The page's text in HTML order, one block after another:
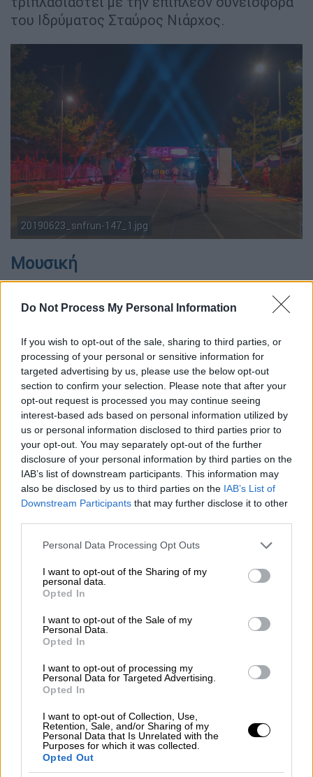
Do Not Process My Personal Information
If you wish to opt-out of the sale, sharing to third parties, or
processing of your personal or sensitive information for
targeted advertising by us, please use the below opt-out
section to confirm your selection. Please note that after your
opt-out request is processed you may continue seeing
interest-based ads based on personal information utilized by
us or personal information disclosed to third parties prior to
your opt-out. You may separately opt-out of the further
disclosure of your personal information by third parties on the
IAB’s list of downstream participants. This information may
also be disclosed by us to third parties on the IAB’s List of
Downstream Participants that may further disclose it to other
Please note that this website/app uses one or more Google
not limited to your visit or usage behaviour. You may click to
grant or deny consent to Google and its third-party tags to
use your data for below specified purposes in below Google
consent section.
Personal Data Processing Opt Outs
I want to opt-out of the Sharing of my
personal data.
Opted In
I want to opt-out of the Sale of my
Personal Data.
Opted In
I want to opt-out of processing my
Personal Data for Targeted Advertising.
Opted In
I want to opt-out of Collection, Use,
Retention, Sale, and/or Sharing of my
Personal Data that Is Unrelated with the
Purposes for which it was collected.
Opted Out
του Ιδρύματος Σταύρος Νιάρχος.
20190623_snfrun-147_1.jpg
Μουσική
: Με απανωτά sold outs και ηχηρές
συνεργασίες, ο δυναμικά ανερχόμενος
τη δική του afro-fusion μουσική -έναν
συνδυασμό afrobeat, dancehall, hip-hop και
R&B- έρχεται για πρώτη φορά στην Ελλάδα,
για μια μοναδική εμφάνιση στο SNFestival.
(21/6)
Clean Bandit ( DJset): Ο Luke Patterson της
διάσημης βρετανικής μπάντας, που συνεχίζει
τις επιτυχίες της συνδυάζοντας
διαφορετικά είδη μουσικής -ηλεκτρονική,
χορευτική, κλασική, R&B και ποπ- έρχεται για
πρώτη φορά στην Αθήνα για ένα μοναδικό DJ
Caribou: Ο πολυτάλαντος μουσικός, Dan
δικαιωματικά θεωρείται ένας από τους πιο
σημαντικούς δημιουργούς σύγχρονης
ηλεκτρονικής μουσικής της τελευταίας
δεκαετίας. Τον Φεβρουάριου του 2020
επιστρέφει με το νέο του άλμπουμ,
το οποίο θα παρουσιάσει στο SNFestival,
δίνοντας ένα εντυπωσιακό οπτικοακουστικό
show με τη συνοδεία βιντεο-προβολών.
(24/6)